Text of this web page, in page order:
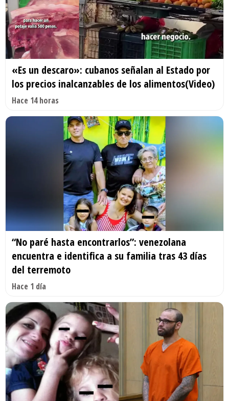
«Es un descaro»: cubanos señalan al Estado por
los precios inalcanzables de los alimentos(Video)
Hace 14 horas
“No paré hasta encontrarlos”: venezolana
encuentra e identifica a su familia tras 43 días
del terremoto
Hace 1 día